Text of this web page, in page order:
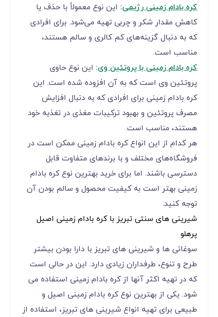
کره بادام زمینی رژیمی: این نوع معمولاً با حذف یا
کاهش مقدار شکر و چربی تهیه می‌شود. برای افرادی
که به دنبال گزینه‌های کم کالری و سالم هستند،
مناسب است.
کره بادام زمینی با پروتئین وی: این نوع حاوی
پروتئین وی است که به آن افزوده شده است. این
کره بادام زمینی برای افرادی که به دنبال افزایش
مصرف پروتئین و بهبود ترکیبات مغذی در تغذیه خود
هستند، مناسب است.
هر کدام از این انواع کره بادام زمینی ممکن است در
فروشگاه‌های مختلف و با برندهای متفاوت قابل
دسترسی باشند. اما برای خرید بهترین نوع کره بادام
زمینی بهتر است به کیفیت محصول و سالم بودن آن
توجه کنید.
شیرینی های سنتی تبریز با کره بادام زمینی اصیل
پرهلو
سوغاتی ها و شیرینی های تبریز با دارا بودن بیشتر
طرح و تنوع، طرفداران زیادی دارد. این در حالی است
که در تهیه اکثر آنها از کره بادام زمینی استفاده می
شود. یکی از بهترین نوع کره بادام زمینی اصیل و
طبیعی برای تهیه انواع شیرینی های تبریز، استفاده از